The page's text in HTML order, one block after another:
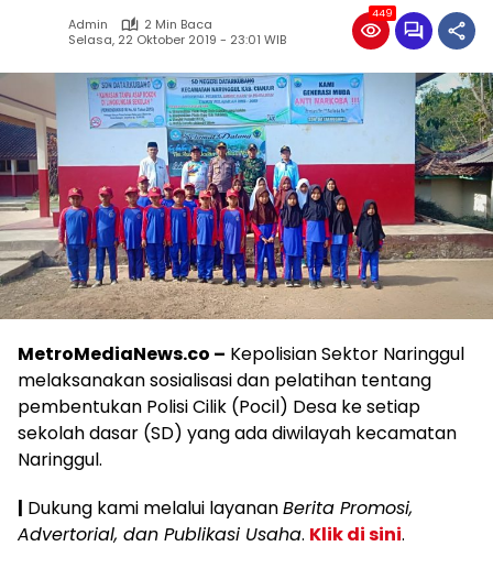
Admin
2 Min Baca
Selasa, 22 Oktober 2019 - 23:01 WIB
449
MetroMediaNews.co – Kepolisian Sektor Naringgul
melaksanakan sosialisasi dan pelatihan tentang
pembentukan Polisi Cilik (Pocil) Desa ke setiap
sekolah dasar (SD) yang ada diwilayah kecamatan
Naringgul.
| Dukung kami melalui layananBerita Promosi,
Advertorial, dan Publikasi Usaha. Klik di sini.